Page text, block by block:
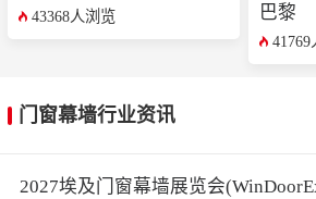
43368人浏览 巴黎
门窗幕墙行业资讯
2027埃及门窗幕墙展览会